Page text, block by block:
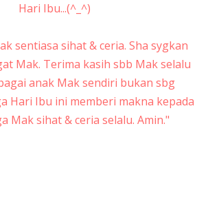
Hari Ibu...(^_^)
sentiasa sihat & ceria. Sha sygkan
Mak. Terima kasih sbb Mak selalu
anak Mak sendiri bukan sbg
Hari Ibu ini memberi makna kepada
Mak sihat & ceria selalu. Amin."